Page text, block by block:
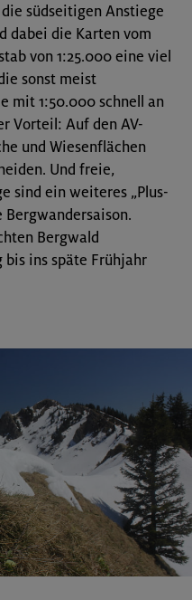
südseitigen Anstiege
dabei die Karten vom
von 1:25.000 eine viel
sonst meist
mit 1:50.000 schnell an
Vorteil: Auf den AV-
und Wiesenflächen
Und freie,
sind ein weiteres „Plus-
Bergwald
ins späte Frühjahr